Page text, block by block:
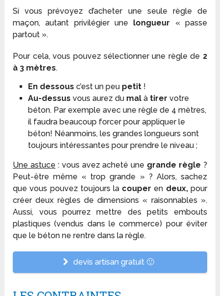
Si vous prévoyez d’acheter une seule règle de
maçon, autant privilégier une longueur « passe
partout ».
Pour cela, vous pouvez sélectionner une règle de 2
à 3 mètres.
En dessous c’est un peu petit!
Au-dessus vous aurez du malà tirer votre
béton. Par exemple avec une règle de 4 mètres,
il faudra beaucoup forcer pour appliquer le
béton! Néanmoins, les grandes longueurs sont
toujours intéressantes pour prendre le niveau ;
Une astuce : vous avez acheté une grande règle ?
Peut-être même « trop grande » ? Alors, sachez
que vous pouvez toujours la couper en deux,pour
créer deux règles de dimensions « raisonnables ».
Aussi, vous pourrez mettre des petits embouts
plastiques (vendus dans le commerce) pour éviter
que le béton ne rentre dans la règle.
devis artisan gratuit 🙂